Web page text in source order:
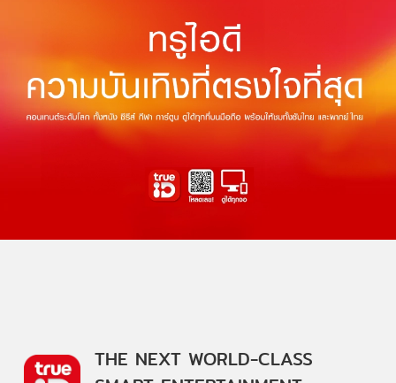
THE NEXT WORLD-CLASS